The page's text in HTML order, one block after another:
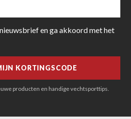
en ga akkoord met het
producten en handige vechtsporttips.